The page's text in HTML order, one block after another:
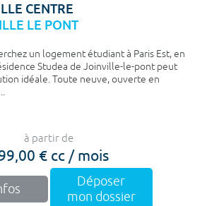
CENTRE
LE PONT
un logement étudiant à Paris Est, en
Studea de Joinville-le-pont peut
idéale. Toute neuve, ouverte en
à partir de
€ cc / mois
Déposer
mon dossier